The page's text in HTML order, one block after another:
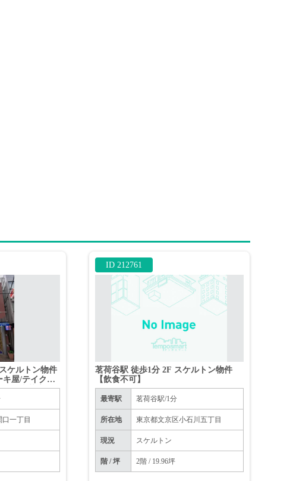
ケルトン物件
キ屋/テイクア
ェ・喫茶店
一丁目
ID 212761
茗荷谷駅 徒歩1分 2F スケルトン物件
【飲食不可】
最寄駅 茗荷谷駅/1分
所在地 東京都文京区小石川五丁目
現況 スケルトン
階 / 坪 2階 / 19.96坪